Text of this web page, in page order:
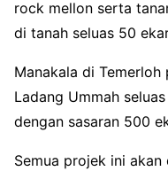
rock mellon serta
di tanah seluas 50
Manakala di
Ladang Ummah
dengan sasaran 500
Semua projek ini